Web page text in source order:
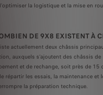
la logistique et la mise en
DE 9X8 EXISTENT À
actuellement deux châssis
auxquels s’ajoutent des châssis de
et de rechange, soit près de 15
répartir les essais, la maintenance et
la préparation technique.